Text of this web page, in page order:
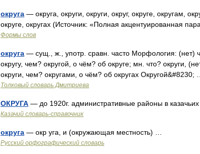
округа — округа, округи, округи, округ, округе, округам,
округе, округах (Источник: «Полная акцентуированная
Формы слов
округа — сущ., ж., употр. сравн. часто Морфология: (нет)
округу, чем? округой, о чём? об округе; мн. что? округи,
округи, чем? округами, о чём? об округах Округой&#8230; …
Толковый словарь Дмитриева
ОКРУГА — до 1920г. административные районы в
Казачий словарь-справочник
округа — окр уга, и (окружающая местность) …
Русский орфографический словарь